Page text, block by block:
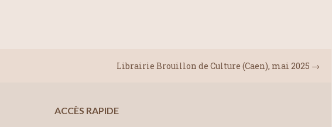
Librairie Brouillon de Culture (Caen), mai 2025 →
ACCÈS RAPIDE